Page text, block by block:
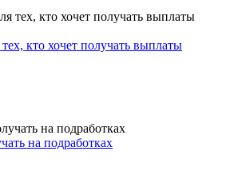
кто хочет получать выплаты
на подработках